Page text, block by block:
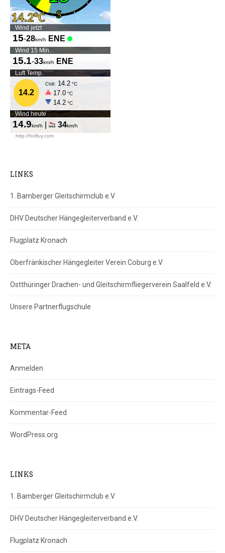
LINKS
1. Bamberger Gleitschirmclub e.V
DHV Deutscher Hängegleiterverband e.V.
Flugplatz Kronach
Oberfränkischer Hängegleiter Verein Coburg e.V
Ostthüringer Drachen- und Gleitschirmfliegerverein Saalfeld e.V.
Unsere Partnerflugschule
META
Anmelden
Eintrags-Feed
Kommentar-Feed
WordPress.org
LINKS
1. Bamberger Gleitschirmclub e.V
DHV Deutscher Hängegleiterverband e.V.
Flugplatz Kronach